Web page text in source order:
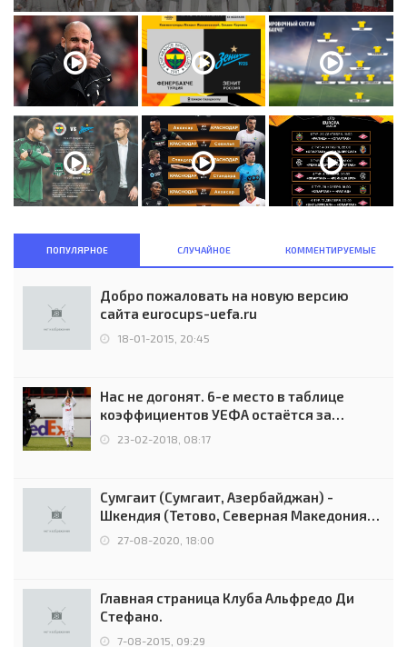
ПОПУЛЯРНОЕ СЛУЧАЙНОЕ КОММЕНТИРУЕМЫЕ
Добро пожаловать на новую версию
сайта eurocups-uefa.ru
18-01-2015, 20:45
Нас не догонят. 6-е место в таблице
коэффициентов УЕФА остаётся за
Россией
23-02-2018, 08:17
Сумгаит (Сумгаит, Азербайджан) -
Шкендия (Тетово, Северная Македония) -
0:2 (0:0)
27-08-2020, 18:00
Главная страница Клуба Альфредо Ди
Стефано.
7-08-2015, 09:29